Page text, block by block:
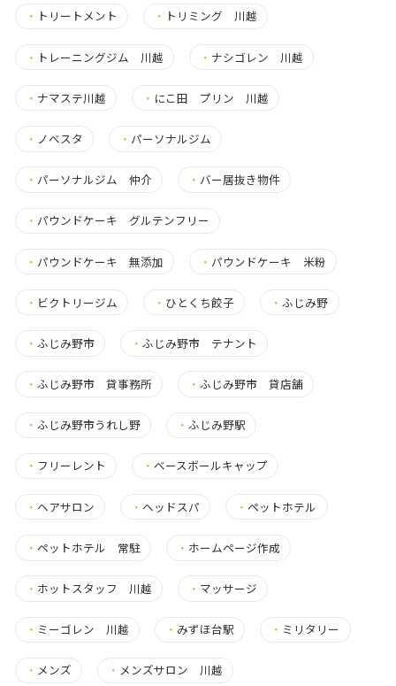
・ トリートメント ・ トリミング 川越
・ トレーニングジム 川越 ・ ナシゴレン 川越
・ ナマステ川越 ・ にこ田 プリン 川越
・ ノベスタ ・ パーソナルジム
・ パーソナルジム 仲介 ・ バー居抜き物件
・ パウンドケーキ グルテンフリー
・ パウンドケーキ 無添加 ・ パウンドケーキ 米粉
・ ビクトリージム ・ ひとくち餃子 ・ふじみ野
・ ふじみ野市 ・ふじみ野市 テナント
・ ふじみ野市 貸事務所 ・ふじみ野市 貸店舗
・ ふじみ野市うれし野 ・ふじみ野駅
・ フリーレント ・ ベースボールキャップ
・ ヘアサロン ・ ヘッドスパ ・ペットホテル
・ ペットホテル 常駐 ・ ホームページ作成
・ ホットスタッフ 川越 ・ マッサージ
・ ミーゴレン 川越 ・ みずほ台駅 ・ ミリタリー
・ メンズ ・ メンズサロン 川越